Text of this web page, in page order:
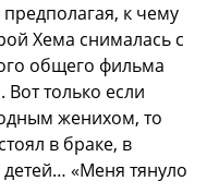
к чему
Хема снималась с
общего фильма
только если
женихом, то
в браке, в
«Меня тянуло